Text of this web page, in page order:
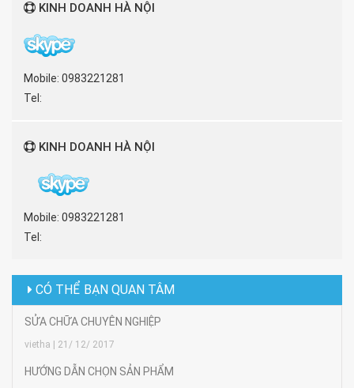
KINH DOANH HÀ NỘI
Mobile: 0983221281
Tel:
KINH DOANH HÀ NỘI
Mobile: 0983221281
Tel:
CÓ THỂ BẠN QUAN TÂM
SỬA CHỮA CHUYÊN NGHIỆP
vietha | 21/ 12/ 2017
HƯỚNG DẪN CHỌN SẢN PHẨM